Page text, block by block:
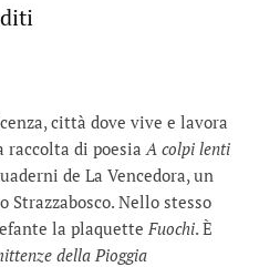
città dove vive e lavora
raccolta di poesia A colpi lenti
de La Vencedora, un
Nello stesso
la plaquette Fuochi. È
della Pioggia